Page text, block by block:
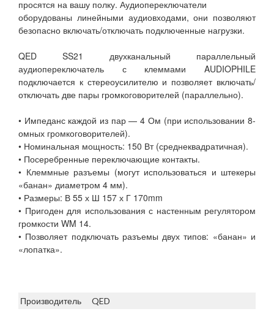
просятся на вашу полку. Аудиопереключатели
оборудованы линейными аудиовходами, они позволяют
безопасно включать/отключать подключенные нагрузки.
QED SS21 двухканальный параллельный
аудиопереключатель с клеммами AUDIOPHILE
подключается к стереоусилителю и позволяет включать/
отключать две пары громкоговорителей (параллельно).
• Импеданс каждой из пар — 4 Ом (при использовании 8-
омных громкоговорителей).
• Номинальная мощность: 150 Вт (среднеквадратичная).
• Посеребренные переключающие контакты.
• Клеммные разъемы (могут использоваться и штекеры
«банан» диаметром 4 мм).
• Размеры: В 55 х Ш 157 х Г 170mm
• Пригоден для использования с настенным регулятором
громкости WM 14.
• Позволяет подключать разъемы двух типов: «банан» и
«лопатка».
Производитель QED